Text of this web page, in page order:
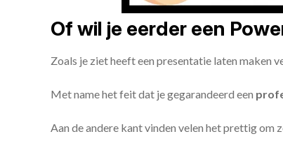
Of wil je eerder een
Zoals je ziet heeft een presentatie laten maken
Met name het feit dat je gegarandeerd een
Aan de andere kant vinden velen het prettig